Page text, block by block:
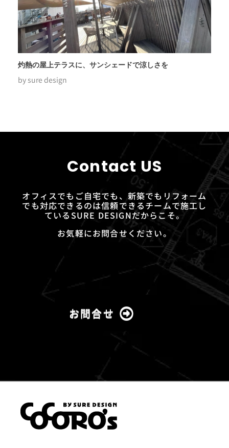
灼熱の屋上テラスに、サンシェードで涼しさを
by sure design
Contact US
オフィスでもご自宅でも、新築でもリフォーム
でも対応できるのは信頼できるチームで施工し
ているSURE DESIGNだからこそ。
お気軽にお問合せください。
お問合せ